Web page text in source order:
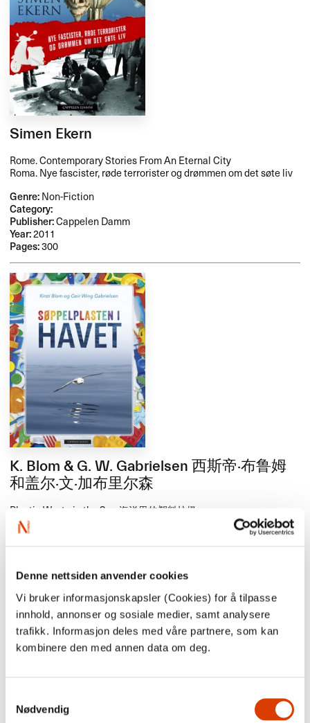
Denne nettsiden anvender cookies
Vi bruker informasjonskapsler (Cookies) for å tilpasse
innhold, annonser og sosiale medier, samt analysere
trafikk. Informasjon deles med våre partnere, som kan
kombinere den med annen data om deg.
Nødvendig
Simen Ekern
Rome. Contemporary Stories From An Eternal City
Roma. Nye fascister, røde terrorister og drømmen om det søte liv
Genre:Non-Fiction
Category:
Publisher:Cappelen Damm
Year:2011
Pages:300
K. Blom & G. W. Gabrielsen 西斯帝·布鲁姆
和盖尔·文·加布里尔森
Plastic Waste in the Sea 海洋里的塑料垃圾
Søppelplasten i havet
Publisher:卡普勒戴姆出版社 Cappelen Damm
Year:2016 年
Pages:56 页
该书提供英文样章
Erika Fatland 艾丽卡·法特兰
Grensen. En reise rundt Russland fra Nord-Korea til Nord-Norge
samt gjennom Nordøstpassasjen